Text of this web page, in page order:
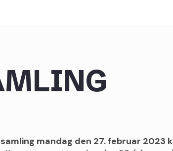
mandag den 27. februar 2023